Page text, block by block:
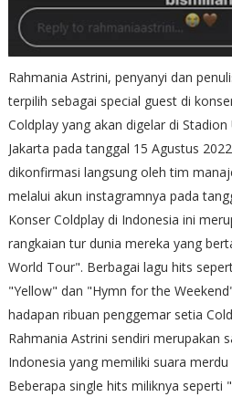
Rahmania Astrini, penyanyi dan
terpilih sebagai special guest di
Coldplay yang akan digelar di
Jakarta pada tanggal 15 Agustus
dikonfirmasi langsung oleh tim
melalui akun instagramnya pada
Konser Coldplay di Indonesia ini
rangkaian tur dunia mereka yang
World Tour". Berbagai lagu hits
"Yellow" dan "Hymn for the
hadapan ribuan penggemar setia
Rahmania Astrini sendiri merupakan
Indonesia yang memiliki suara
Beberapa single hits miliknya seperti